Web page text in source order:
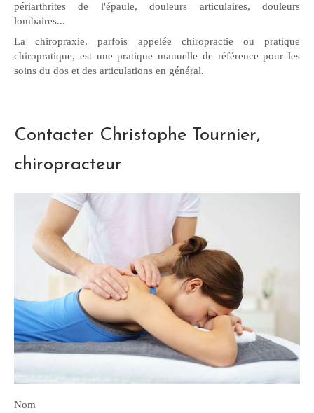
périarthrites de l'épaule, douleurs articulaires, douleurs
lombaires...
La chiropraxie, parfois appelée chiropractie ou pratique
chiropratique, est une pratique manuelle de référence pour les
soins du dos et des articulations en général.
Contacter Christophe Tournier,
chiropracteur
Nom